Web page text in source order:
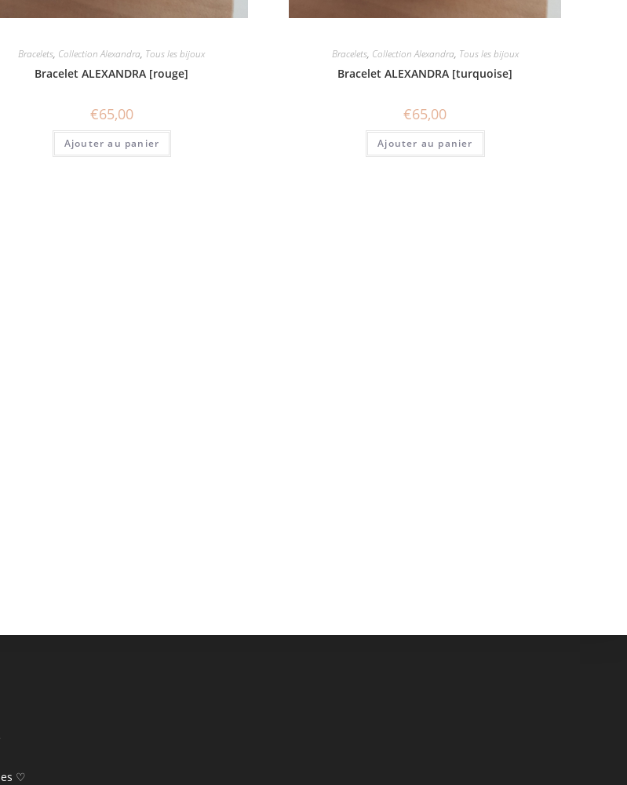
Bracelets, Collection Alexandra, Tous les bijoux
Bracelet ALEXANDRA [rouge]
€65,00
Ajouter au panier
Bracelets, Collection Alexandra, Tous les bijoux
Bracelet ALEXANDRA [turquoise]
€65,00
Ajouter au panier
♡